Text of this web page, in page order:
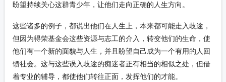
盼望持续关心这群青少年，让他们走向正确的人生方向。
这些诸多的例子，都说出他们在人生上，本来都可能走入歧途，
但因为得荣基金会这些资源与志工的介入，转变他们的生命，使
他们有一个新的面貌与人生，并且盼望自己成为一个有用的人回
馈社会。这与这些误入歧途的痴迷者正有相当的相似之处，但借
着专业的辅导，都使他们转往正面，发挥他们的才能。